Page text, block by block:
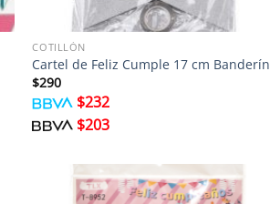
COTILLÓN
Cartel de Feliz Cumple 17 cm Banderín
$290
$232
$203